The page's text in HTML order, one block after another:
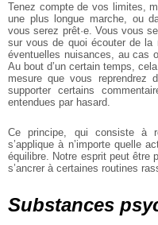
Tenez compte de vos limites,
une plus longue marche, ou
vous serez prêt·e. Vous vous
sur vous de quoi écouter de la
éventuelles nuisances, au cas
Au bout d’un certain temps,
mesure que vous reprendrez
supporter certains
entendues par hasard.
Ce principe, qui consiste à
s’applique à n’importe quelle
équilibre. Notre esprit peut être
s’ancrer à certaines routines
Substances